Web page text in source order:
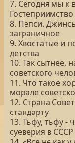
7. Сегодня мы к
Гостеприимство
8. Пепси.
заграничное
9. Хвостатые и
детства
10. Так сытнее,
советского
11. Что такое
морале
12. Страна
стандарту
13. Тьфу, тьфу -
суеверия в СССР